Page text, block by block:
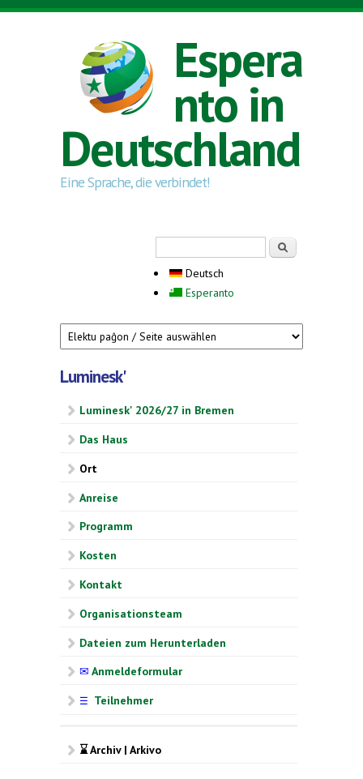
Direkt zum Inhalt
Espera
nto in
Deutschland
Eine Sprache, die verbindet!
Deutsch
Esperanto
Luminesk'
Luminesk' 2026/27 in Bremen
Das Haus
Ort
Anreise
Programm
Kosten
Kontakt
Organisationsteam
Dateien zum Herunterladen
✉ Anmeldeformular
☰ Teilnehmer
⌛ Archiv | Arkivo